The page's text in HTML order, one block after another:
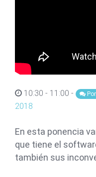
10:30 - 11:00 -
2018
En esta ponencia
que tiene el
también sus